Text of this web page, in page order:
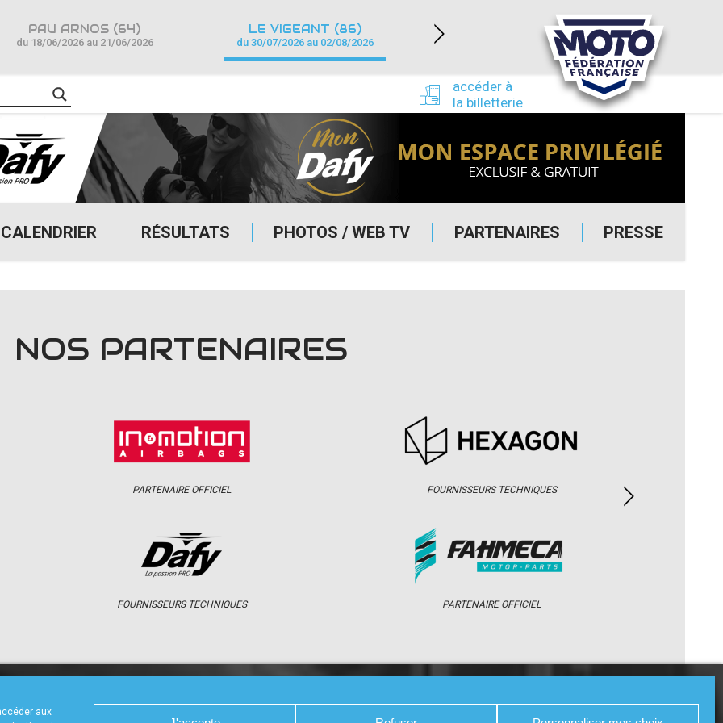
aux
CALENDRIER RÉSULTATS PHOTOS / WEB TV PARTENAIRES PRESSE
accéder à
la billetterie
PAU ARNOS (64)
du 18/06/2026 au 21/06/2026
LE VIGEANT (86)
du 30/07/2026 au 02/08/2026
NEVERS MAGNY-COURS (58)
du 24/09/2026 au 27/09/2026
NOS PARTENAIRES
PARTENAIRE OFFICIEL
FOURNISSEURS TECHNIQUES
FOURNISSEURS TECHNIQUES
PARTENAIRE OFFICIEL
CALENDRIER RÉSULTATS PHOTOS / WEB TV PARTENAIRES PRESSE